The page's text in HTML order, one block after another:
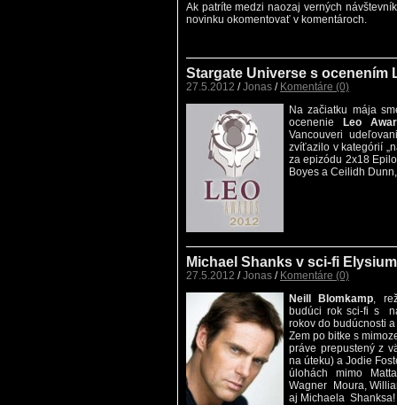
Ak patríte medzi naozaj verných
novinku okomentovať v komentároch.
Stargate Universe s ocenením
27.5.2012 /Jonas / Komentáre (0)
Na začiatku mája
ocenenie
Leo
Vancouveri
zvíťazilo v kategórií
za epizódu 2x18
Boyes a Ceilidh
Michael Shanks v sci-fi
27.5.2012 /Jonas / Komentáre (0)
Neill Blomkamp,
budúci rok sci-fi s
rokov do budúcnosti
Zem po bitke s
práve prepustený z
na úteku) a Jodie
úlohách mimo
Wagner Moura,
aj Michaela Shanksa!